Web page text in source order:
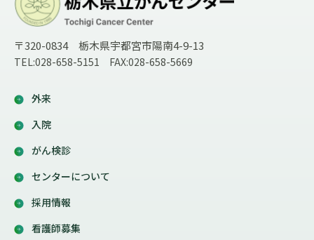
〒320-0834 栃木県宇都宮市陽南4-9-13
TEL:028-658-5151 FAX:028-658-5669
外来
入院
がん検診
センターについて
採用情報
看護師募集